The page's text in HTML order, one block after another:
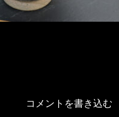
コメントを書き込む